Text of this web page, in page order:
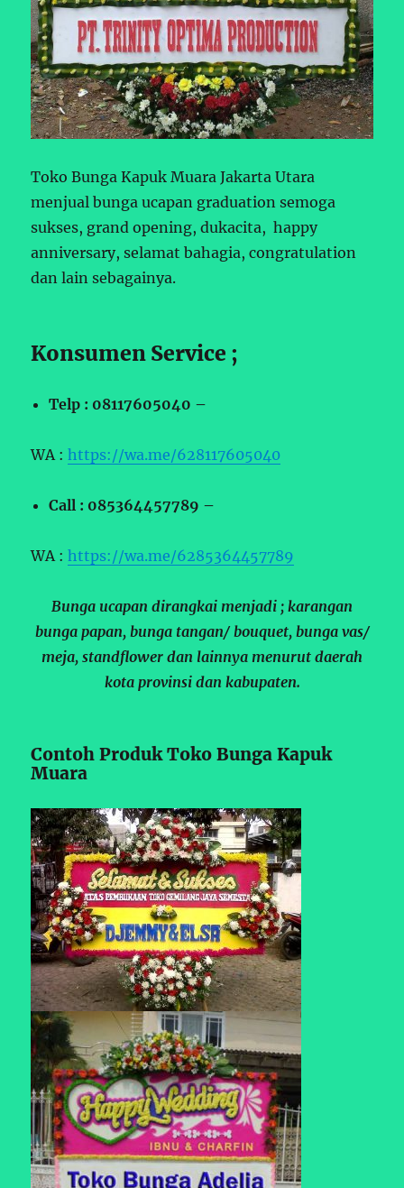
Toko Bunga Kapuk Muara Jakarta Utara
menjual bunga ucapan graduation semoga
sukses, grand opening, dukacita, happy
anniversary, selamat bahagia, congratulation
dan lain sebagainya.
Konsumen Service ;
Telp : 08117605040 –
WA :https://wa.me/628117605040
Call : 085364457789 –
WA :https://wa.me/6285364457789
Bunga ucapan dirangkai menjadi ; karangan
bunga papan, bunga tangan/ bouquet, bunga vas/
meja, standflower dan lainnya menurut daerah
kota provinsi dan kabupaten.
Contoh Produk Toko Bunga Kapuk
Muara